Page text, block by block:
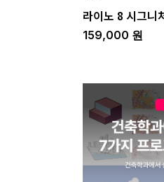
라이노 8 시그니
159,000 원